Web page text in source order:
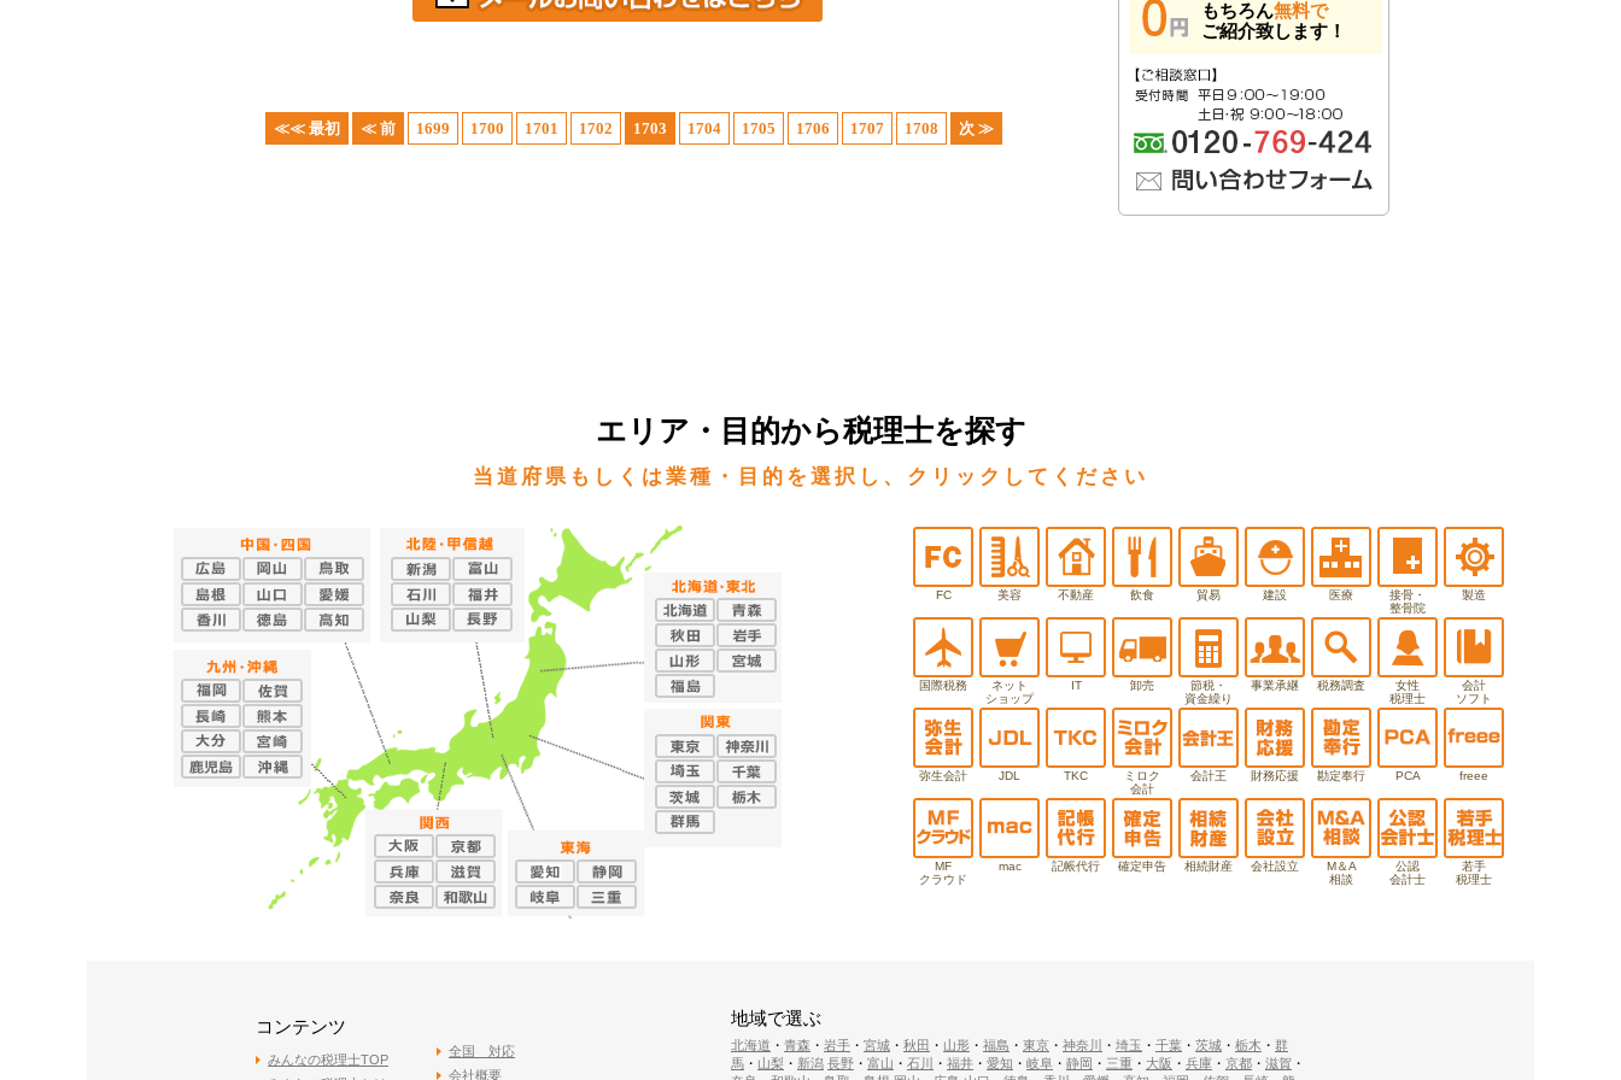
≪≪ 最初 ≪ 前 1699 1700 1701 1702 1703 1704 1705 1706 1707 1708 次 ≫
もちろん無料で
ご紹介致します！
エリア・目的から税理士を探す
当道府県もしくは業種・目的を選択し、クリックしてください
FC 美容 不動産 飲食 貿易 建設 医療
接骨・
整骨院
製造
国際税務
ネット
ショップ
IT 卸売
節税・
資金繰り
事業承継 税務調査
女性
税理士
会計
ソフト
弥生会計 JDL TKC
ミロク
会計
会計王 財務応援 勘定奉行 PCA freee
MF
クラウド
mac 記帳代行 確定申告 相続財産 会社設立
M＆A
相談
公認
会計士
若手
税理士
コンテンツ
みんなの税理士TOP
全国 対応
会社概要
地域で選ぶ
北海道 ・ 青森 ・ 岩手 ・ 宮城 ・ 秋田 ・ 山形 ・ 福島 ・ 東京 ・ 神奈川 ・ 埼玉 ・ 千葉 ・ 茨城 ・ 栃木 ・ 群
馬 ・ 山梨 ・ 新潟 長野 ・ 富山 ・ 石川 ・ 福井 ・ 愛知 ・ 岐阜 ・ 静岡 ・ 三重 ・ 大阪 ・ 兵庫 ・ 京都 ・ 滋賀 ・